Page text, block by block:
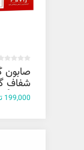
صابون
شفاف
100 گرم
199,000 تومان